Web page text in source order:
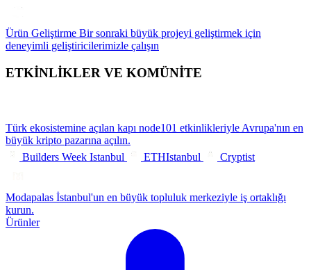
Ürün Geliştirme Bir sonraki büyük projeyi geliştirmek için
deneyimli geliştiricilerimizle çalışın
ETKİNLİKLER VE KOMÜNİTE
Türk ekosistemine açılan kapı node101 etkinlikleriyle Avrupa'nın en
büyük kripto pazarına açılın.
Builders Week Istanbul
ETHIstanbul Cryptist
Modapalas İstanbul'un en büyük topluluk merkeziyle iş ortaklığı
kurun.
Ürünler